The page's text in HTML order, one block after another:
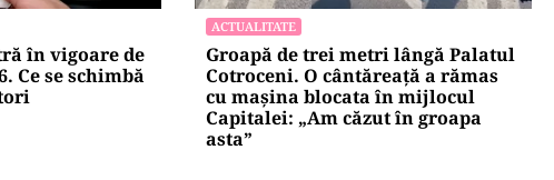
confiscat de
oligarh rus, a
Noul
POLITICĂ
Un lider USR îl critică dur pe Ilie
Bolojan: Un liberal nu crește
taxele